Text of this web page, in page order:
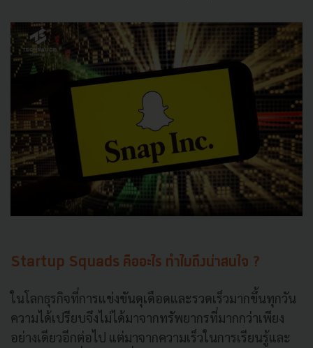
Startup Squads คืออะไร ทำไมถึงน่าสนใจ ?
ในโลกธุรกิจที่การแข่งขันดุเดือดและรวดเร็วมากขึ้นทุกวัน
ความได้เปรียบจึงไม่ได้มาจากทรัพยากรที่มากกว่าเพียง
อย่างเดียวอีกต่อไป แต่มาจากความเร็วในการเรียนรู้และ